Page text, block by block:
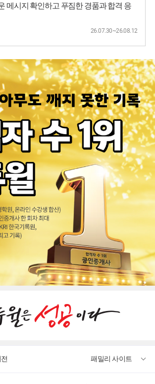
메시지 확인하고 푸짐한 경품과 합격 응
26.07.30~26.08.12
패밀리 사이트